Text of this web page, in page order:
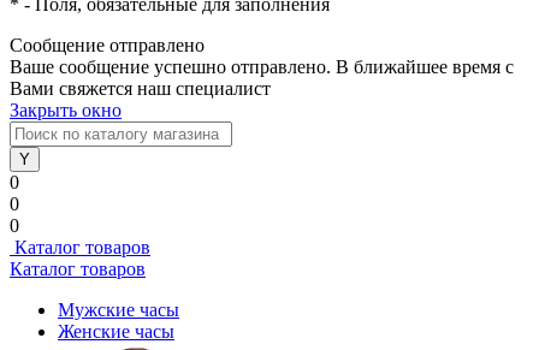
* - Поля, обязательные для заполнения
Сообщение отправлено
Ваше сообщение успешно отправлено. В ближайшее время с
Вами свяжется наш специалист
Закрыть окно
0
0
0
Каталог товаров
Каталог товаров
Мужские часы
Женские часы